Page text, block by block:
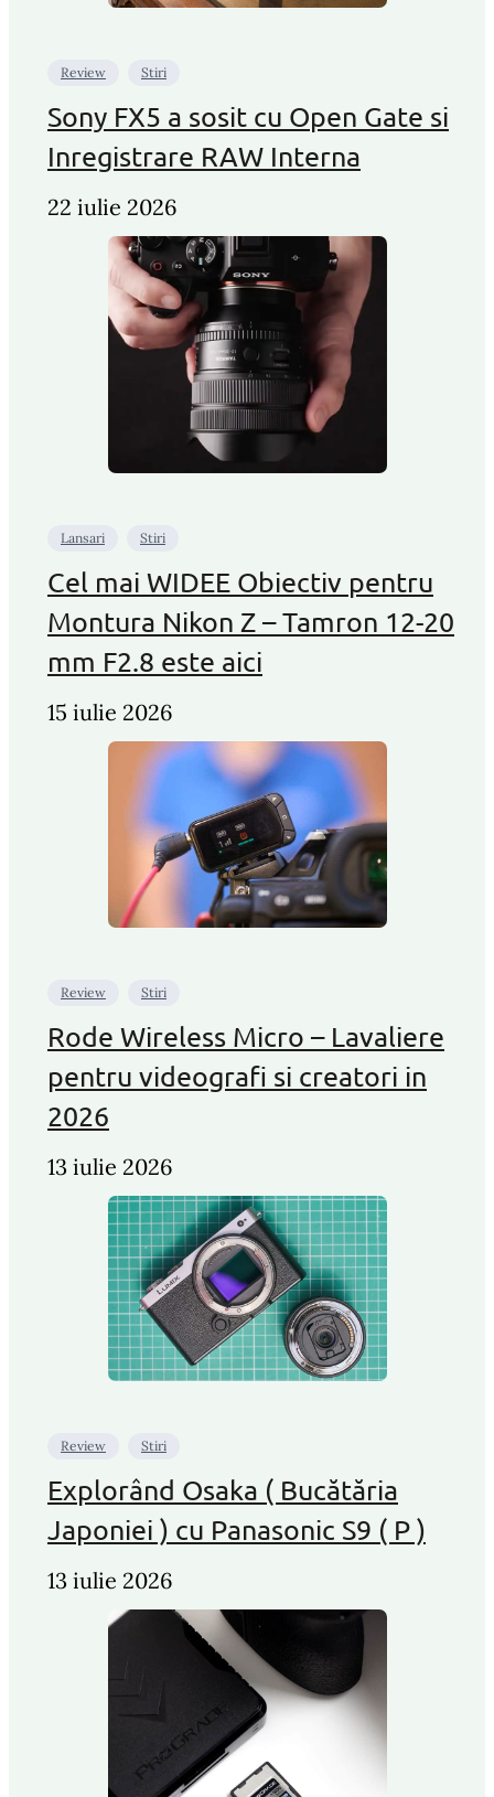
Review Stiri
Sony FX5 a sosit cu Open Gate si
Inregistrare RAW Interna
22 iulie 2026
Lansari Stiri
Cel mai WIDEE Obiectiv pentru
Montura Nikon Z – Tamron 12-20
mm F2.8 este aici
15 iulie 2026
Review Stiri
Rode Wireless Micro – Lavaliere
pentru videografi si creatori in
2026
13 iulie 2026
Review Stiri
Explorând Osaka ( Bucătăria
Japoniei ) cu Panasonic S9 ( P )
13 iulie 2026